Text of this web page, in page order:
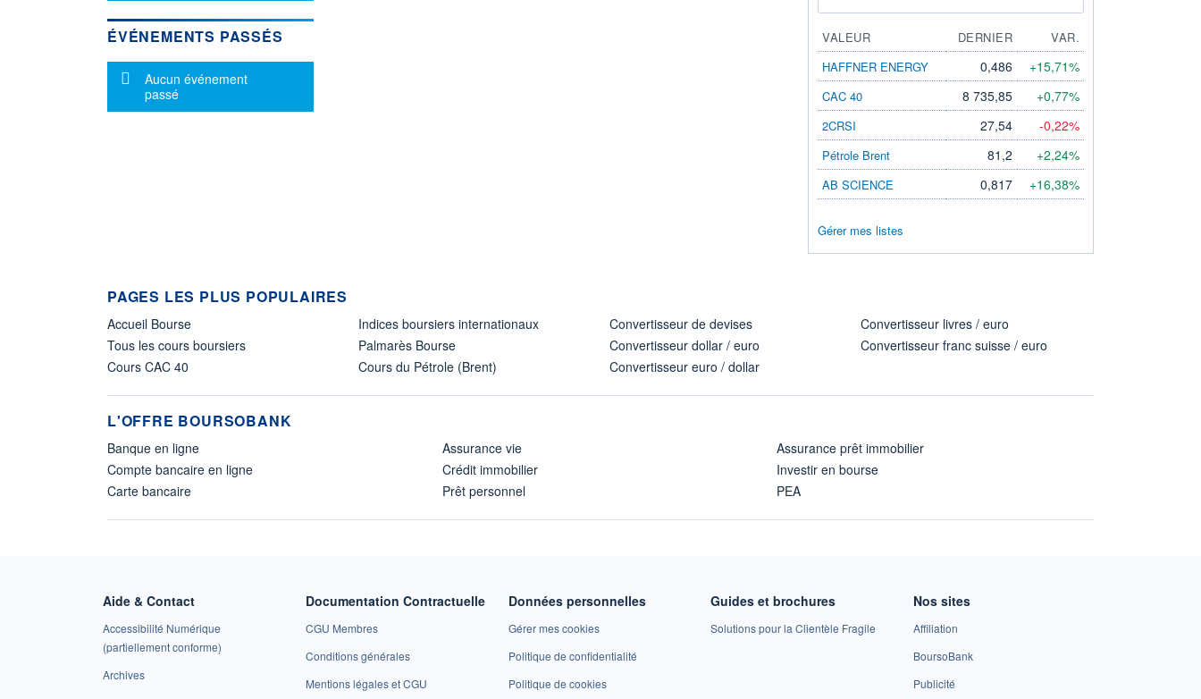
ÉVÉNEMENTS PASSÉS
Message d'information
Aucun événement
passé
VALEUR DERNIER
VAR.
HAFFNER ENERGY
0,486 +15,71%
CAC 40 8 735,85 +0,77%
2CRSI 27,54 -0,22%
Pétrole Brent 81,2 +2,24%
AB SCIENCE 0,817 +16,38%
Gérer mes listes
PAGES LES PLUS POPULAIRES
Accueil Bourse
Tous les cours boursiers
Cours CAC 40
Indices boursiers internationaux
Palmarès Bourse
Cours du Pétrole (Brent)
Convertisseur de devises
Convertisseur dollar / euro
Convertisseur euro / dollar
Convertisseur livres / euro
Convertisseur franc suisse / euro
L'OFFRE BOURSOBANK
Banque en ligne
Compte bancaire en ligne
Carte bancaire
Assurance vie
Crédit immobilier
Prêt personnel
Assurance prêt immobilier
Investir en bourse
PEA
Aide & Contact
Accessibilité Numérique
(partiellement conforme)
Archives
Documentation Contractuelle
CGU Membres
Conditions générales
Mentions légales et CGU
Données personnelles
Gérer mes cookies
Politique de confidentialité
Politique de cookies
Guides et brochures
Solutions pour la Clientèle Fragile
Nos sites
Affiliation
BoursoBank
Publicité